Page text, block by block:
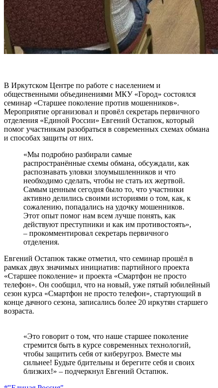
В Иркутском Центре по работе с населением и
общественными объединениями МКУ «Город» состоялся
семинар «Старшее поколение против мошенников».
Мероприятие организовал и провёл секретарь первичного
отделения «Единой России» Евгений Остапюк, который
помог участникам разобраться в современных схемах обмана
и способах защиты от них.
«Мы подробно разбирали самые
распространённые схемы обмана, обсуждали, как
распознавать уловки злоумышленников и что
необходимо сделать, чтобы не стать их жертвой.
Самым ценным сегодня было то, что участники
активно делились своими историями о том, как, к
сожалению, попадались на удочку мошенников.
Этот опыт помог нам всем лучше понять, как
действуют преступники и как им противостоять»,
– прокомментировал секретарь первичного
отделения.
Евгений Остапюк также отметил, что семинар прошёл в
рамках двух значимых инициатив: партийного проекта
«Старшее поколение» и проекта «Смартфон не просто
телефон». Он сообщил, что на новый, уже пятый юбилейный
сезон курса «Смартфон не просто телефон», стартующий в
конце дачного сезона, записались более 20 иркутян старшего
возраста.
«Это говорит о том, что наше старшее поколение
стремится быть в курсе современных технологий,
чтобы защитить себя от киберугроз. Вместе мы
сильнее! Будьте бдительны и берегите себя и своих
близких!» – подчеркнул Евгений Остапюк.